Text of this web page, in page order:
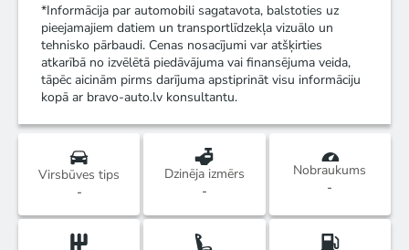
*Informācija par automobili sagatavota, balstoties uz
pieejamajiem datiem un transportlīdzekļa vizuālo un
tehnisko pārbaudi. Cenas nosacījumi var atšķirties
atkarībā no izvēlētā piedāvājuma vai finansējuma veida,
tāpēc aicinām pirms darījuma apstiprināt visu informāciju
kopā ar bravo-auto.lv konsultantu.
Virsbūves tips
-
Dzinēja izmērs
-
Nobraukums
-